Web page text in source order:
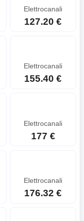
Elettrocanali
127.20 €
Elettrocanali
155.40 €
Elettrocanali
177 €
Elettrocanali
176.32 €